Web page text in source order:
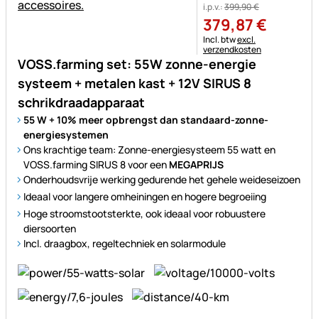
VOSS.farming set: 55W zonne-energie
systeem + metalen kast + 12V SIRUS 8
schrikdraadapparaat
55 W + 10% meer opbrengst dan standaard-zonne-
energiesystemen
Ons krachtige team: Zonne-energiesysteem 55 watt en
VOSS.farming SIRUS 8 voor een MEGAPRIJS
Onderhoudsvrije werking gedurende het gehele weideseizoen
Ideaal voor langere omheiningen en hogere begroeiing
Hoge stroomstootsterkte, ook ideaal voor robuustere
diersoorten
Incl. draagbox, regeltechniek en solarmodule
i.p.v.:399,90€
379,87€
Belastinginformatie:
Incl. btwexcl.
verzendkosten